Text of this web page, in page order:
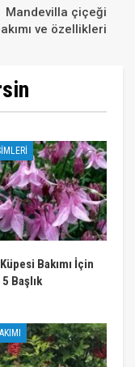
Mandevilla çiçeği
ve özellikleri
Bakımı İçin
Başlık